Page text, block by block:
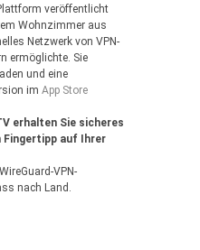
veröffentlicht
Wohnzimmer aus
Netzwerk von VPN-
ermöglichte. Sie
und eine
im App Store
erhalten Sie sicheres
Fingertipp auf Ihrer
VPN-
nach Land.